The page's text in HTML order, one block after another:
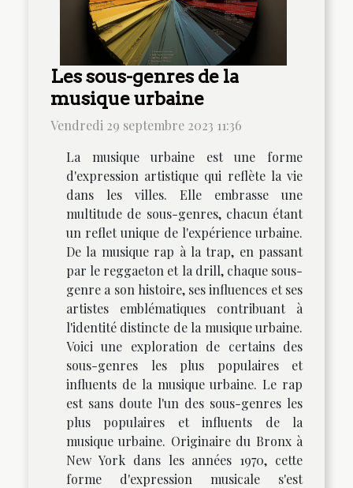
Les sous-genres de la
musique urbaine
Vendredi 29 septembre 2023 11:36
La musique urbaine est une forme
d'expression artistique qui reflète la vie
dans les villes. Elle embrasse une
multitude de sous-genres, chacun étant
un reflet unique de l'expérience urbaine.
De la musique rap à la trap, en passant
par le reggaeton et la drill, chaque sous-
genre a son histoire, ses influences et ses
artistes emblématiques contribuant à
l'identité distincte de la musique urbaine.
Voici une exploration de certains des
sous-genres les plus populaires et
influents de la musique urbaine. Le rap
est sans doute l'un des sous-genres les
plus populaires et influents de la
musique urbaine. Originaire du Bronx à
New York dans les années 1970, cette
forme d'expression musicale s'est